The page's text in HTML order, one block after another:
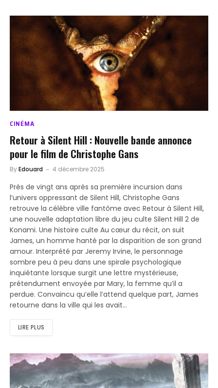
CINÉMA
Retour à Silent Hill : Nouvelle bande annonce
pour le film de Christophe Gans
ByEdouard 4 décembre 2025
Près de vingt ans après sa première incursion dans
l’univers oppressant de Silent Hill, Christophe Gans
retrouve la célèbre ville fantôme avec Retour à Silent Hill,
une nouvelle adaptation libre du jeu culte Silent Hill 2 de
Konami. Une histoire culte Au cœur du récit, on suit
James, un homme hanté par la disparition de son grand
amour. Interprété par Jeremy Irvine, le personnage
sombre peu à peu dans une spirale psychologique
inquiétante lorsque surgit une lettre mystérieuse,
prétendument envoyée par Mary, la femme qu’il a
perdue. Convaincu qu’elle l’attend quelque part, James
retourne dans la ville qui les avait…
LIRE PLUS